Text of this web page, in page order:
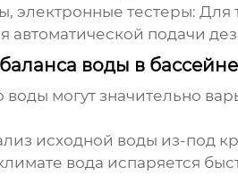
электронные тестеры: Для
автоматической подачи
воды в
воды могут значительно
исходной воды из-под
вода испаряется